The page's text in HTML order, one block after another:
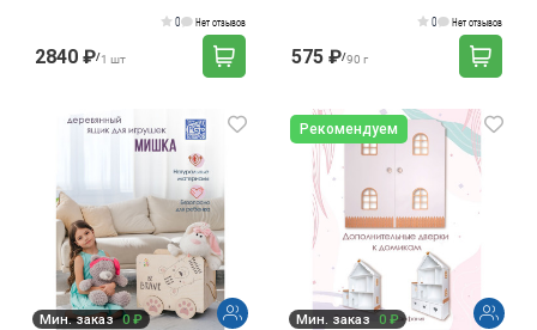
0 Нет отзывов
2840 ₽/1 шт
0 Нет отзывов
575 ₽/90 г
Мин. заказ 0 ₽
Рекомендуем
Мин. заказ 0 ₽